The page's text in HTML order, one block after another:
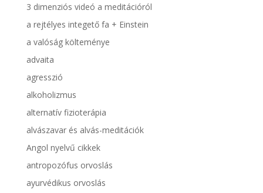
3 dimenziós videó a meditációról
a rejtélyes integető fa + Einstein
a valóság költeménye
advaita
agresszió
alkoholizmus
alternatív fizioterápia
alvászavar és alvás-meditációk
Angol nyelvű cikkek
antropozófus orvoslás
ayurvédikus orvoslás